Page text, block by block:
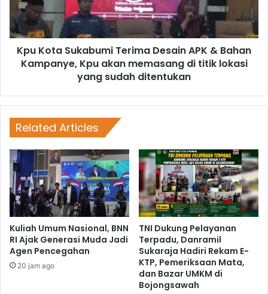
Kpu Kota Sukabumi Terima Desain APK & Bahan
Kampanye, Kpu akan memasang di titik lokasi
yang sudah ditentukan
Related Articles
Kuliah Umum Nasional, BNN
RI Ajak Generasi Muda Jadi
Agen Pencegahan
20 jam ago
TNI Dukung Pelayanan
Terpadu, Danramil
Sukaraja Hadiri Rekam E-
KTP, Pemeriksaan Mata,
dan Bazar UMKM di
Bojongsawah